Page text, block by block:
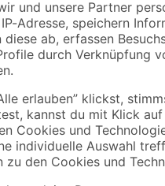
B1
Acryl weiß 280 ml
1,
7,11 € / Liter